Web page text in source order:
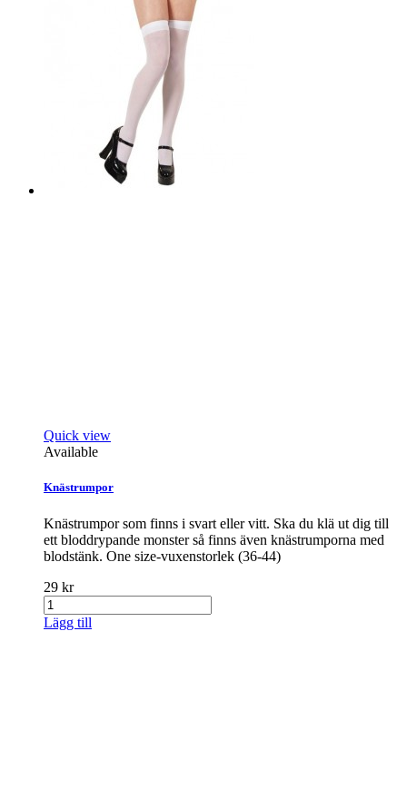
Quick view
Available
Knästrumpor
Knästrumpor som finns i svart eller vitt. Ska du klä ut dig till
ett bloddrypande monster så finns även knästrumporna med
blodstänk. One size-vuxenstorlek (36-44)
29 kr
Lägg till